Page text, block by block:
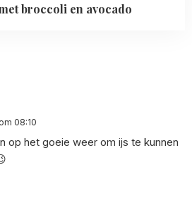
broccoli en avocado
08:10
op het goeie weer om ijs te kunnen